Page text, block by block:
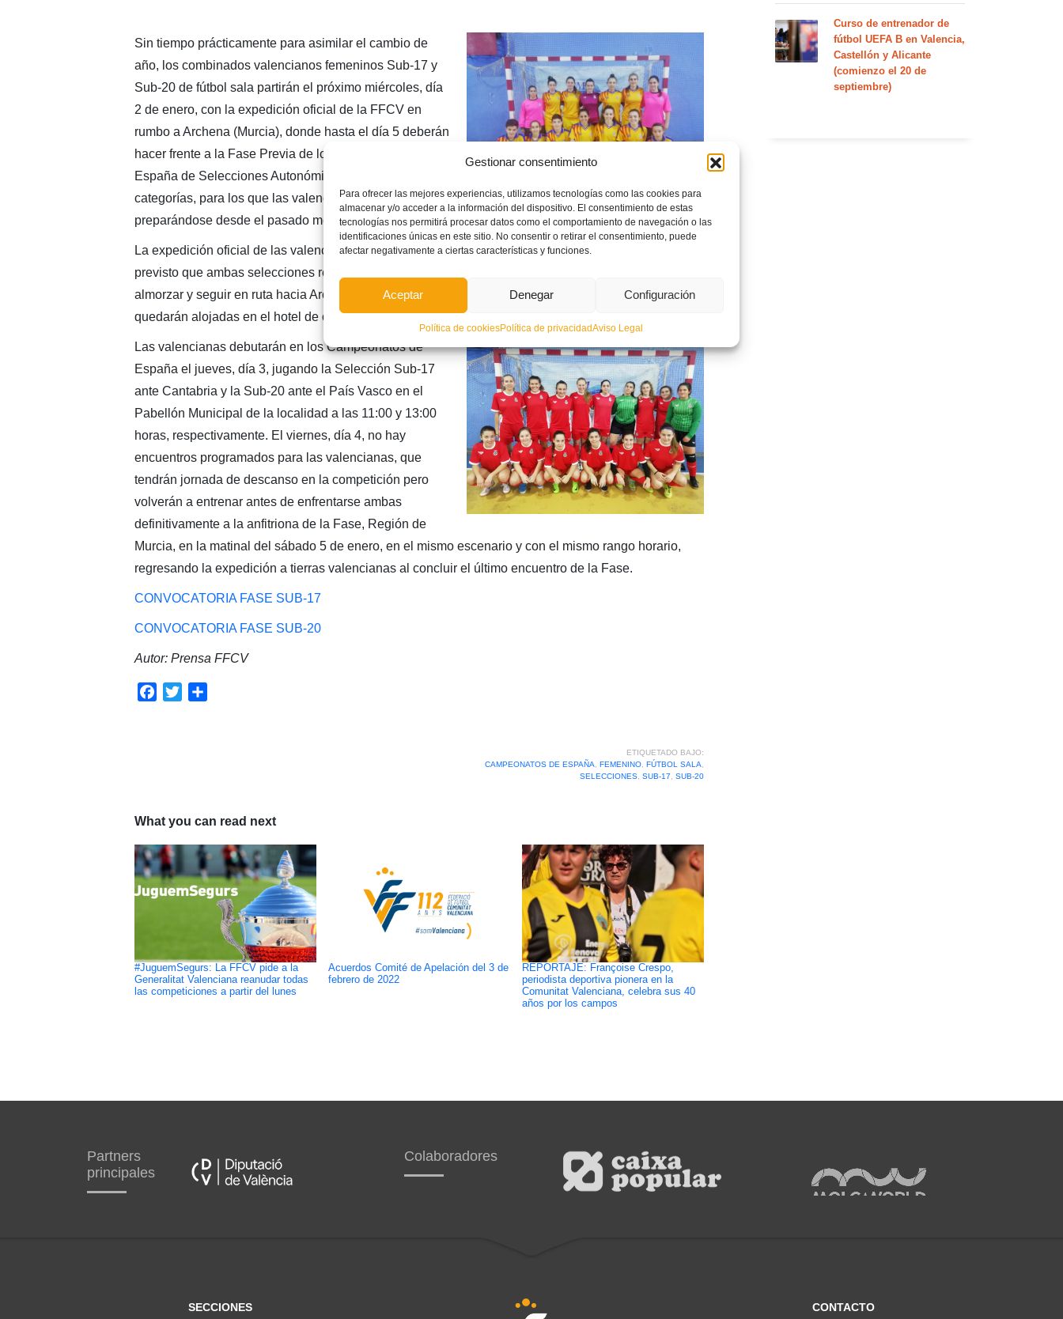
Gestionar consentimiento
Para ofrecer las mejores experiencias, utilizamos tecnologías como las cookies para
almacenar y/o acceder a la información del dispositivo. El consentimiento de estas
tecnologías nos permitirá procesar datos como el comportamiento de navegación o las
identificaciones únicas en este sitio. No consentir o retirar el consentimiento, puede
afectar negativamente a ciertas características y funciones.
Aceptar Denegar Configuración
Política de cookiesPolítica de privacidadAviso Legal
Sin tiempo prácticamente para asimilar el cambio de
año, los combinados valencianos femeninos Sub-17 y
Sub-20 de fútbol sala partirán el próximo miércoles, día
2 de enero, con la expedición oficial de la FFCV en
rumbo a Archena (Murcia), donde hasta el día 5 deberán
hacer frente a la Fase Previa de los Campeonatos de
España de Selecciones Autonómicas en ambas
categorías, para los que las valencianas llevan
preparándose desde el pasado mes de octubre.
La expedición oficial de las valencianas partirá a primera hora de la mañana del 2 de enero, estando
previsto que ambas selecciones realicen un entrenamiento en la ciudad de Alicante antes de
almorzar y seguir en ruta hacia Archena, a donde está previsto llegar mediada la tarde, y donde
quedarán alojadas en el hotel de concentración.
Las valencianas debutarán en los Campeonatos de
España el jueves, día 3, jugando la Selección Sub-17
ante Cantabria y la Sub-20 ante el País Vasco en el
Pabellón Municipal de la localidad a las 11:00 y 13:00
horas, respectivamente. El viernes, día 4, no hay
encuentros programados para las valencianas, que
tendrán jornada de descanso en la competición pero
volverán a entrenar antes de enfrentarse ambas
definitivamente a la anfitriona de la Fase, Región de
Murcia, en la matinal del sábado 5 de enero, en el mismo escenario y con el mismo rango horario,
regresando la expedición a tierras valencianas al concluir el último encuentro de la Fase.
CONVOCATORIA FASE SUB-17
CONVOCATORIA FASE SUB-20
Autor: Prensa FFCV
Facebook
Twitter
ETIQUETADO BAJO:
CAMPEONATOS DE ESPAÑA
FEMENINO, FÚTBOL SALA
SELECCIONES, SUB-17 SUB-20
What you can read next
#JuguemSegurs: La FFCV pide a la
Generalitat Valenciana reanudar todas
las competiciones a partir del lunes
Acuerdos Comité de Apelación del 3 de
febrero de 2022
REPORTAJE: Françoise Crespo,
periodista deportiva pionera en la
Comunitat Valenciana, celebra sus 40
años por los campos
Curso de entrenador de
fútbol UEFA B en Valencia,
Castellón y Alicante
(comienzo el 20 de
septiembre)
Partners
principales
Colaboradores
SECCIONES CONTACTO